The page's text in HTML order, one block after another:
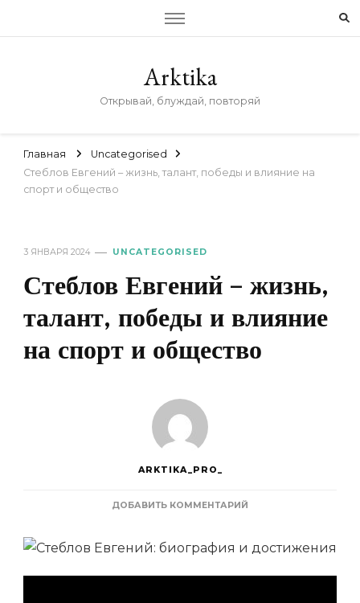
Arktika
Открывай, блуждай, повторяй
Главная
Uncategorised
Стеблов Евгений – жизнь, талант, победы и влияние на
спорт и общество
3 ЯНВАРЯ 2024 UNCATEGORISED
Стеблов Евгений – жизнь,
талант, победы и влияние
на спорт и общество
ARKTIKA_PRO_
ДОБАВИТЬ КОММЕНТАРИЙ
ЕВГЕНИЙ
ЖИЗНЬ,